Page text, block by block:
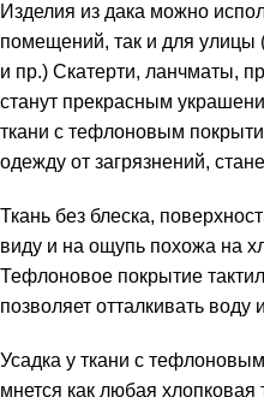
Изделия из дака можно
помещений, так и для
и пр.) Скатерти, ланчматы,
станут прекрасным
ткани с тефлоновым
одежду от загрязнений,
Ткань без блеска,
виду и на ощупь похожа на
Тефлоновое покрытие
позволяет отталкивать воду
Усадка у ткани с
мнется как любая хлопковая